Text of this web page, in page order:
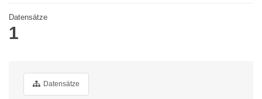
Datensätze
1
Datensätze